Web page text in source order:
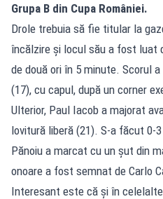
Grupa B din Cupa României.
Drole trebuia să fie titular la
încălzire și locul său a fost luat
de două ori în 5 minute. Scorul
(17), cu capul, după un corner
Ulterior, Paul Iacob a majorat
lovitură liberă (21). S-a făcut 0-
Pănoiu a marcat cu un şut din
onoare a fost semnat de Carlo
Interesant este că și în celelalte